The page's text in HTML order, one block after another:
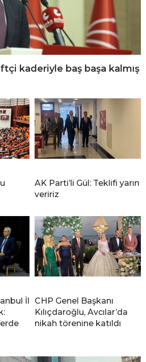
kaderiyle baş başa kalmış
AK Parti’li Gül: Teklifi yarın
veririz
İl
CHP Genel Başkanı
Kılıçdaroğlu, Avcılar’da
nikah törenine katıldı